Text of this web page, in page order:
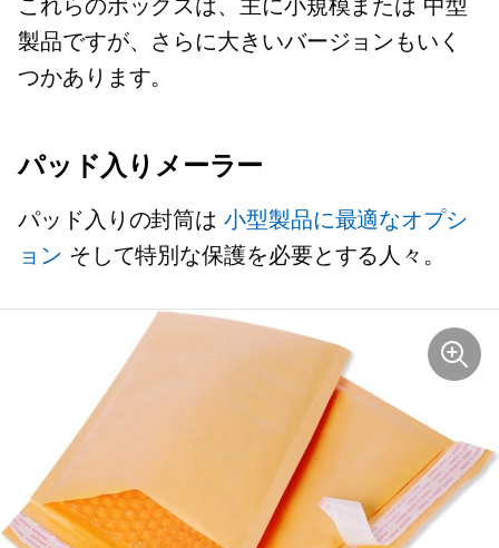
これらのボックスは、主に小規模または 中型
製品ですが、さらに大きいバージョンもいく
つかあります。
パッド入りメーラー
パッド入りの封筒は 小型製品に最適なオプシ
ョン そして特別な保護を必要とする人々。